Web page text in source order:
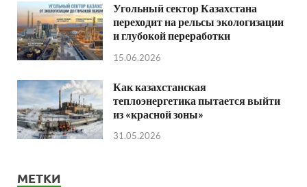
Угольный сектор Казахстана
переходит на рельсы экологизации
и глубокой переработки
15.06.2026
Как казахстанская
теплоэнергетика пытается выйти
из «красной зоны»
31.05.2026
МЕТКИ